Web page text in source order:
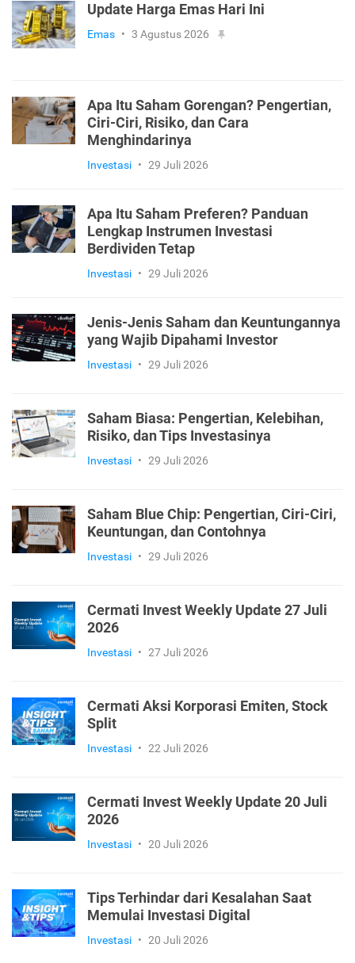
Update Harga Emas Hari Ini
Emas • 3 Agustus 2026
Apa Itu Saham Gorengan? Pengertian,
Ciri-Ciri, Risiko, dan Cara
Menghindarinya
Investasi • 29 Juli 2026
Apa Itu Saham Preferen? Panduan
Lengkap Instrumen Investasi
Berdividen Tetap
Investasi • 29 Juli 2026
Jenis-Jenis Saham dan Keuntungannya
yang Wajib Dipahami Investor
Investasi • 29 Juli 2026
Saham Biasa: Pengertian, Kelebihan,
Risiko, dan Tips Investasinya
Investasi • 29 Juli 2026
Saham Blue Chip: Pengertian, Ciri-Ciri,
Keuntungan, dan Contohnya
Investasi • 29 Juli 2026
Cermati Invest Weekly Update 27 Juli
2026
Investasi • 27 Juli 2026
Cermati Aksi Korporasi Emiten, Stock
Split
Investasi • 22 Juli 2026
Cermati Invest Weekly Update 20 Juli
2026
Investasi • 20 Juli 2026
Tips Terhindar dari Kesalahan Saat
Memulai Investasi Digital
Investasi • 20 Juli 2026